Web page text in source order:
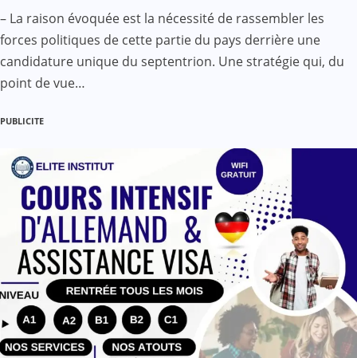
– La raison évoquée est la nécessité de rassembler les
forces politiques de cette partie du pays derrière une
candidature unique du septentrion. Une stratégie qui, du
point de vue…
PUBLICITE